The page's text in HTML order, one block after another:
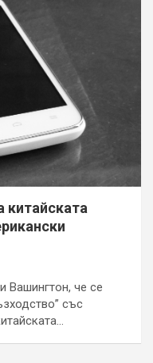
Вашингтон, че се
със